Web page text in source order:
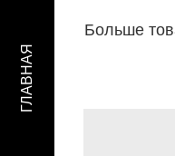
Больше
ГЛАВНАЯ